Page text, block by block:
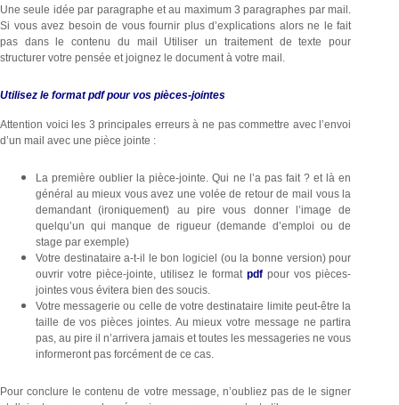
Une seule idée par paragraphe et au maximum 3 paragraphes par mail.
Si vous avez besoin de vous fournir plus d’explications alors ne le fait
pas dans le contenu du mail Utiliser un traitement de texte pour
structurer votre pensée et joignez le document à votre mail.
Utilisez le format pdf pour vos pièces-jointes
Attention voici les 3 principales erreurs à ne pas commettre avec l’envoi
d’un mail avec une pièce jointe :
La première oublier la pièce-jointe. Qui ne l’a pas fait ? et là en
général au mieux vous avez une volée de retour de mail vous la
demandant (ironiquement) au pire vous donner l’image de
quelqu’un qui manque de rigueur (demande d’emploi ou de
stage par exemple)
Votre destinataire a-t-il le bon logiciel (ou la bonne version) pour
ouvrir votre pièce-jointe, utilisez le formatpdfpour vos pièces-
jointes vous évitera bien des soucis.
Votre messagerie ou celle de votre destinataire limite peut-être la
taille de vos pièces jointes. Au mieux votre message ne partira
pas, au pire il n’arrivera jamais et toutes les messageries ne vous
informeront pas forcément de ce cas.
Pour conclure le contenu de votre message, n’oubliez pas de le signer